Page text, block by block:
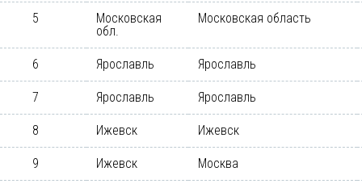
5
Московская
обл.
Московская область
6 Ярославль Ярославль
7 Ярославль Ярославль
8 Ижевск Ижевск
9 Ижевск Москва